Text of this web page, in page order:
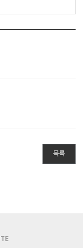
목록